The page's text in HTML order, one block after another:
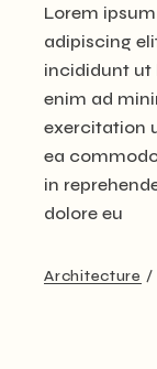
Lorem
adipiscing
incididunt ut
enim ad
exercitation
ea
in
dolore eu
Architecture